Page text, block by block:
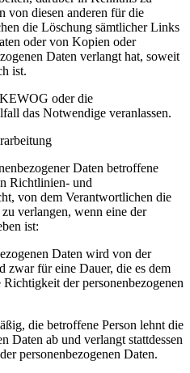
von diesen anderen für die
die Löschung sämtlicher Links
oder von Kopien oder
Daten verlangt hat, soweit
ist.
oder die
das Notwendige veranlassen.
Daten betroffene
Richtlinien- und
von dem Verantwortlichen die
verlangen, wenn eine der
ist:
Daten wird von der
zwar für eine Dauer, die es dem
der personenbezogenen
die betroffene Person lehnt die
Daten ab und verlangt stattdessen
personenbezogenen Daten.